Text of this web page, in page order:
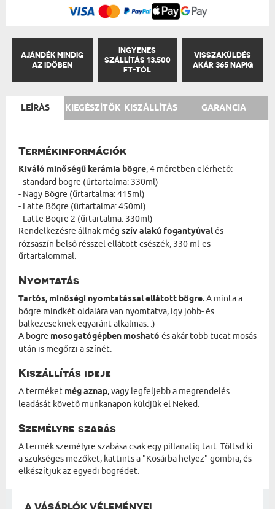
AJÁNDÉK MINDIG
AZ IDŐBEN
INGYENES
SZÁLLÍTÁS 13,500
FT-TÓL
VISSZAKÜLDÉS
AKÁR 365 NAPIG
LEÍRÁS KIEGÉSZÍTŐK KISZÁLLÍTÁS GARANCIA
Termékinformációk
Kiváló minőségű kerámia bögre, 4 méretben elérhető:
- standard bögre (űrtartalma: 330ml)
- Nagy Bögre (űrtartalma: 415ml)
- Latte Bögre (űrtartalma: 450ml)
- Latte Bögre 2 (űrtartalma: 330ml)
Rendelkezésre állnak még szív alakú fogantyúvalés
rózsaszín belső résszel ellátott csészék, 330 ml-es
űrtartalommal.
Nyomtatás
Tartós, minőségi nyomtatással ellátott bögre.A minta a
bögre mindkét oldalára van nyomtatva, így jobb- és
balkezeseknek egyaránt alkalmas. :)
A bögre mosogatógépben mosható és akár több tucat mosás
után is megőrzi a színét.
Kiszállítás ideje
A terméket még aznap, vagy legfeljebb a megrendelés
leadását követő munkanapon küldjük el Neked.
Személyre szabás
A termék személyre szabása csak egy pillanatig tart. Töltsd ki
a szükséges mezőket, kattints a "Kosárba helyez" gombra, és
elkészítjük az egyedi bögrédet.
A VÁSÁRLÓK VÉLEMÉNYEI